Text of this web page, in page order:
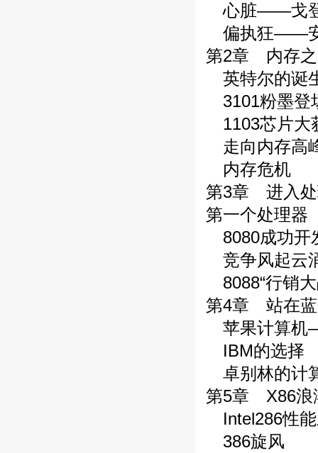
心脏——戈
偏执狂——
第2章 内存
英特尔的诞
3101粉墨登
1103芯片大
走向内存高
内存危机
第3章 进入处
第一个处理器
8080成功开
竞争风起云
8088“行销大
第4章 站在蓝
苹果计算机
IBM的选择
卓别林的计
第5章 X86
Intel286性
386旋风